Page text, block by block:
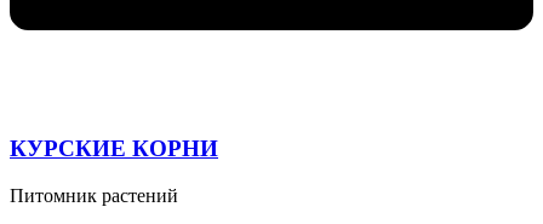
КУРСКИЕ КОРНИ
Питомник растений